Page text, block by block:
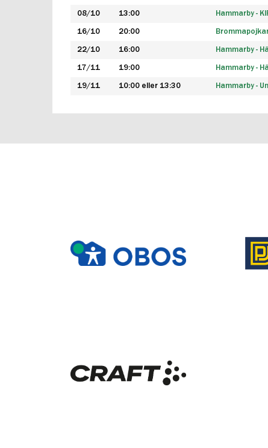
08/10 13:00 Hammarby -
16/10 20:00
22/10 16:00 Hammarby -
17/11 19:00 Hammarby -
19/11 10:00 eller 13:30 Hammarby -